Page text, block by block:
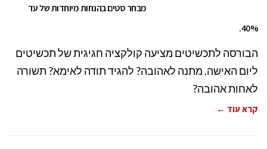
מבחר סטים בהנחות מיוחדות של עד
40%.
הבורסה לתכשיטים מציעה קולקציה חגיגית של תכשיטים
ליום האישה. מתנה לאהובה? להגיד תודה לאימא? תשורה
לאחות אהובה?
קרא עוד ←